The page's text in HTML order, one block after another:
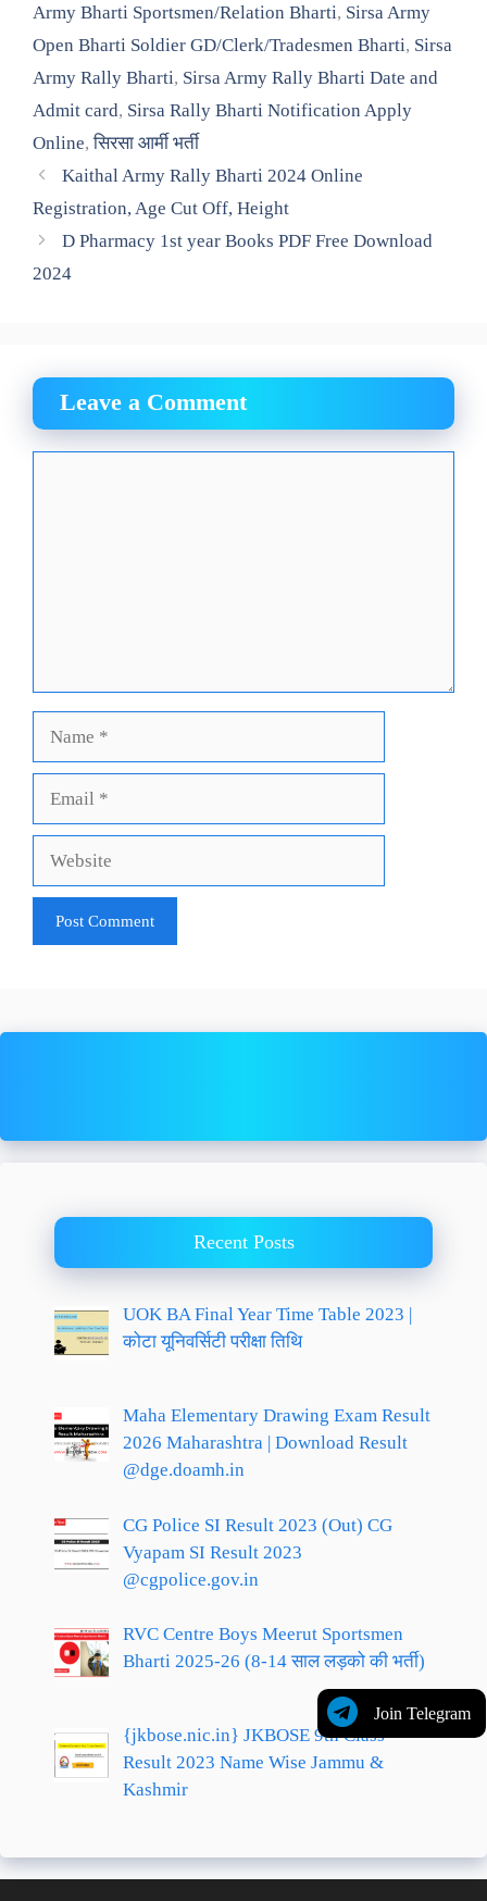
Army Bharti Sportsmen/Relation Bharti, Sirsa Army
Open Bharti Soldier GD/Clerk/Tradesmen Bharti, Sirsa
Army Rally Bharti, Sirsa Army Rally Bharti Date and
Admit card, Sirsa Rally Bharti Notification Apply
Online,सिरसा आर्मी भर्ती
Kaithal Army Rally Bharti 2024 Online
Registration, Age Cut Off, Height
D Pharmacy 1st year Books PDF Free Download
2024
Leave a Comment
Join Telegram
Recent Posts
UOK BA Final Year Time Table 2023 |
कोटा यूनिवर्सिटी परीक्षा तिथि
Maha Elementary Drawing Exam Result
2026 Maharashtra | Download Result
@dge.doamh.in
CG Police SI Result 2023 (Out) CG
Vyapam SI Result 2023
@cgpolice.gov.in
RVC Centre Boys Meerut Sportsmen
Bharti 2025-26 (8-14 साल लड़को की भर्ती)
{jkbose.nic.in} JKBOSE 9th Class
Result 2023 Name Wise Jammu &
Kashmir